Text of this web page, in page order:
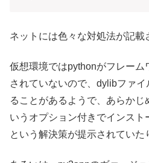
ネットには色々な対処法が記載
仮想環境ではpythonがフレー
されていないので、dylibファ
ることがあるようで、あらかじ
いうオプション付きでインスト
という解決策が提示されていた